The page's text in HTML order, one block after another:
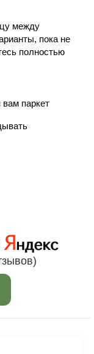
между
пока не
полностью
паркет